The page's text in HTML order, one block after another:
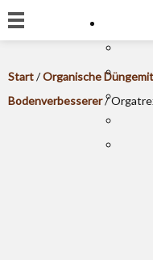
Start/Organische
Bodenverbesserer/